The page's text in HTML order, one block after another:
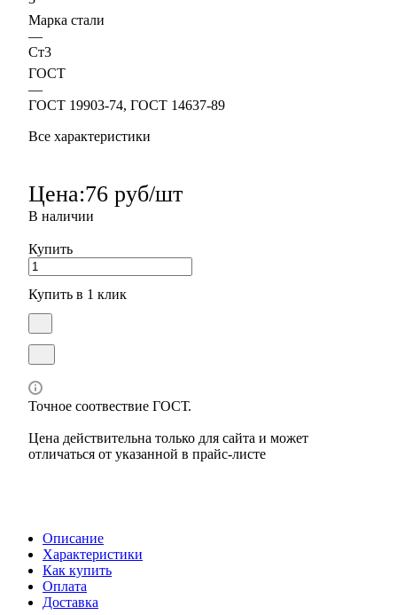
Марка стали
—
Ст3
ГОСТ
—
ГОСТ 19903-74, ГОСТ 14637-89
Все характеристики
Цена:76 руб/шт
В наличии
Купить
Купить в 1 клик
Точное соотвествие ГОСТ.
Цена действительна только для сайта и может
отличаться от указанной в прайс-листе
Описание
Характеристики
Как купить
Оплата
Доставка